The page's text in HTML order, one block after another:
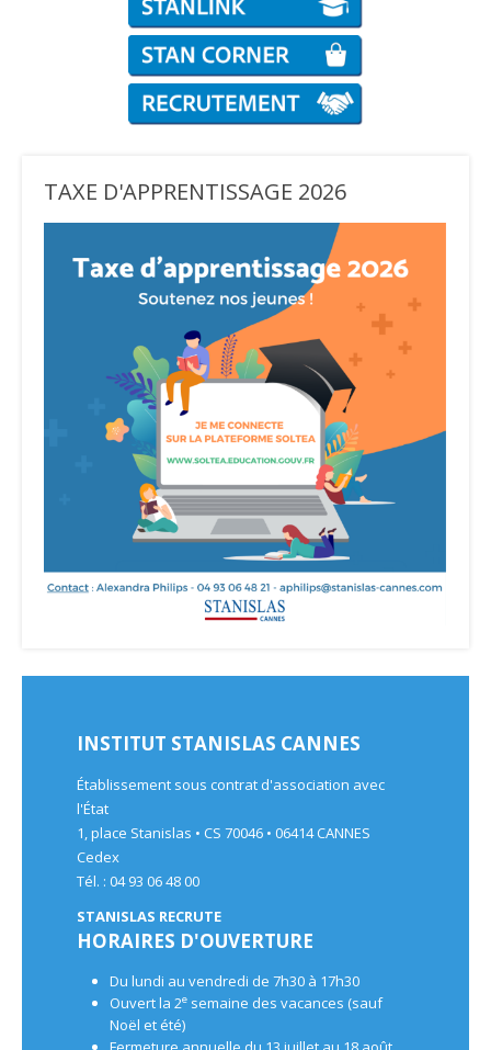
TAXE D'APPRENTISSAGE 2026
INSTITUT STANISLAS CANNES
Établissement sous contrat d'association avec
l'État
1, place Stanislas • CS 70046 • 06414 CANNES
Cedex
Tél. : 04 93 06 48 00
STANISLAS RECRUTE
HORAIRES D'OUVERTURE
Du lundi au vendredi de 7h30 à 17h30
Ouvert la 2e semaine des vacances (sauf
Noël et été)